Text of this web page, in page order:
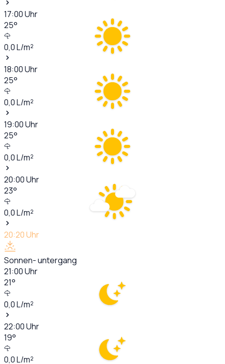
17:00Uhr
25°
0,0L/m²
18:00Uhr
25°
0,0L/m²
19:00Uhr
25°
0,0L/m²
20:00Uhr
23°
0,0L/m²
20:20Uhr
Sonnen- untergang
21:00Uhr
21°
0,0L/m²
22:00Uhr
19°
0,0L/m²